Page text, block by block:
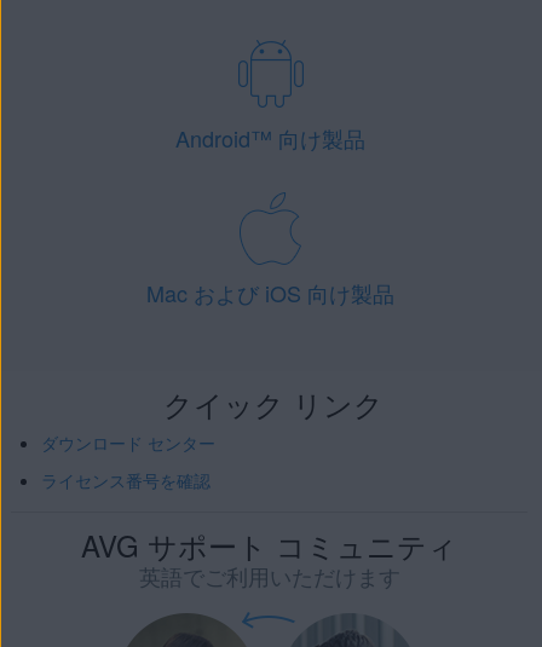
Android™ 向け製品
Mac および iOS 向け製品
クイック リンク
ダウンロード センター
ライセンス番号を確認
AVG サポート コミュニティ
英語でご利用いただけます